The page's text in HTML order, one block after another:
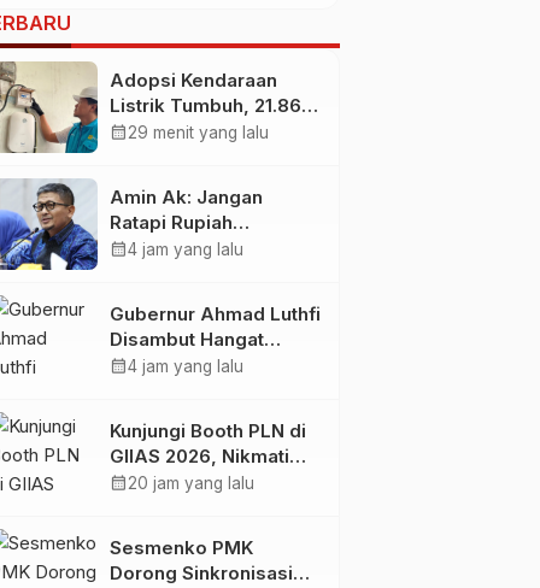
Adopsi Kendaraan
Listrik Tumbuh, 21.865
Pelanggan Baru
pada Semester I 2026
calendar_month29 menit yang lalu
Amin Ak: Jangan
Ratapi Rupiah
Melemah, Perkuat
calendar_month4 jam yang lalu
Gubernur Ahmad Luthfi
Disambut Hangat
Warga Jateng di
Dijunjung
calendar_month4 jam yang lalu
Kunjungi Booth PLN di
GIIAS 2026, Nikmati
Promo Tambah Daya
calendar_month20 jam yang lalu
Sesmenko PMK
Dorong Sinkronisasi